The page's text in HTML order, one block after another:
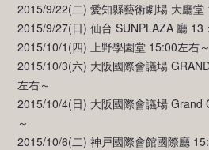
2015/9/22(二) 愛知縣藝術劇場 大廳堂
2015/9/27(日) 仙台 SUNPLAZA 廳 13
2015/10/1(四) 上野學園堂 15:00左右～
2015/10/3(六) 大阪國際會議場
左右～
2015/10/4(日) 大阪國際會議場 Grand
～
2015/10/6(二) 神戸國際會館國際廳